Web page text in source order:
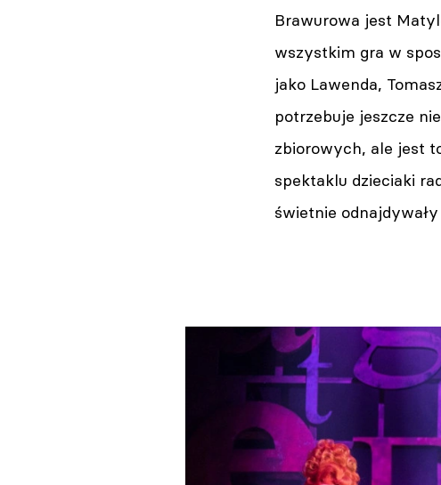
Brawurowa jest
wszystkim gra w
jako Lawenda,
potrzebuje jeszcze
zbiorowych, ale jest
spektaklu dzieciaki
świetnie